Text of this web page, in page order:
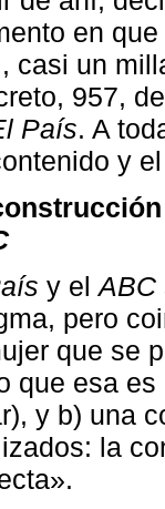
en
casi un
957,
País. A
y
y elABC
pero
que se
que esa
y b) una
la